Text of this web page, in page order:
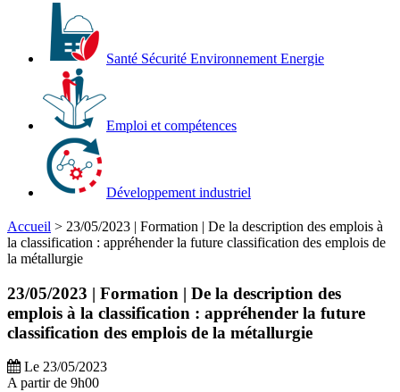
Santé Sécurité Environnement Energie
Emploi et compétences
Développement industriel
Accueil > 23/05/2023 | Formation | De la description des emplois à
la classification : appréhender la future classification des emplois de
la métallurgie
23/05/2023 | Formation | De la description des
emplois à la classification : appréhender la future
classification des emplois de la métallurgie
Le 23/05/2023
A partir de 9h00